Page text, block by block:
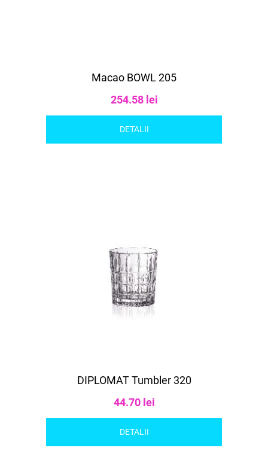
Macao BOWL 205
254.58 lei
DETALII
DIPLOMAT Tumbler 320
44.70 lei
DETALII